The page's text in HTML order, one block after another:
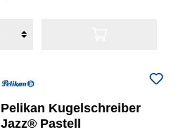
Pelikan Kugelschreiber
Jazz® Pastell